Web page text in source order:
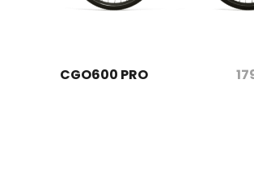
sélectionnez les options
CGO600 PRO